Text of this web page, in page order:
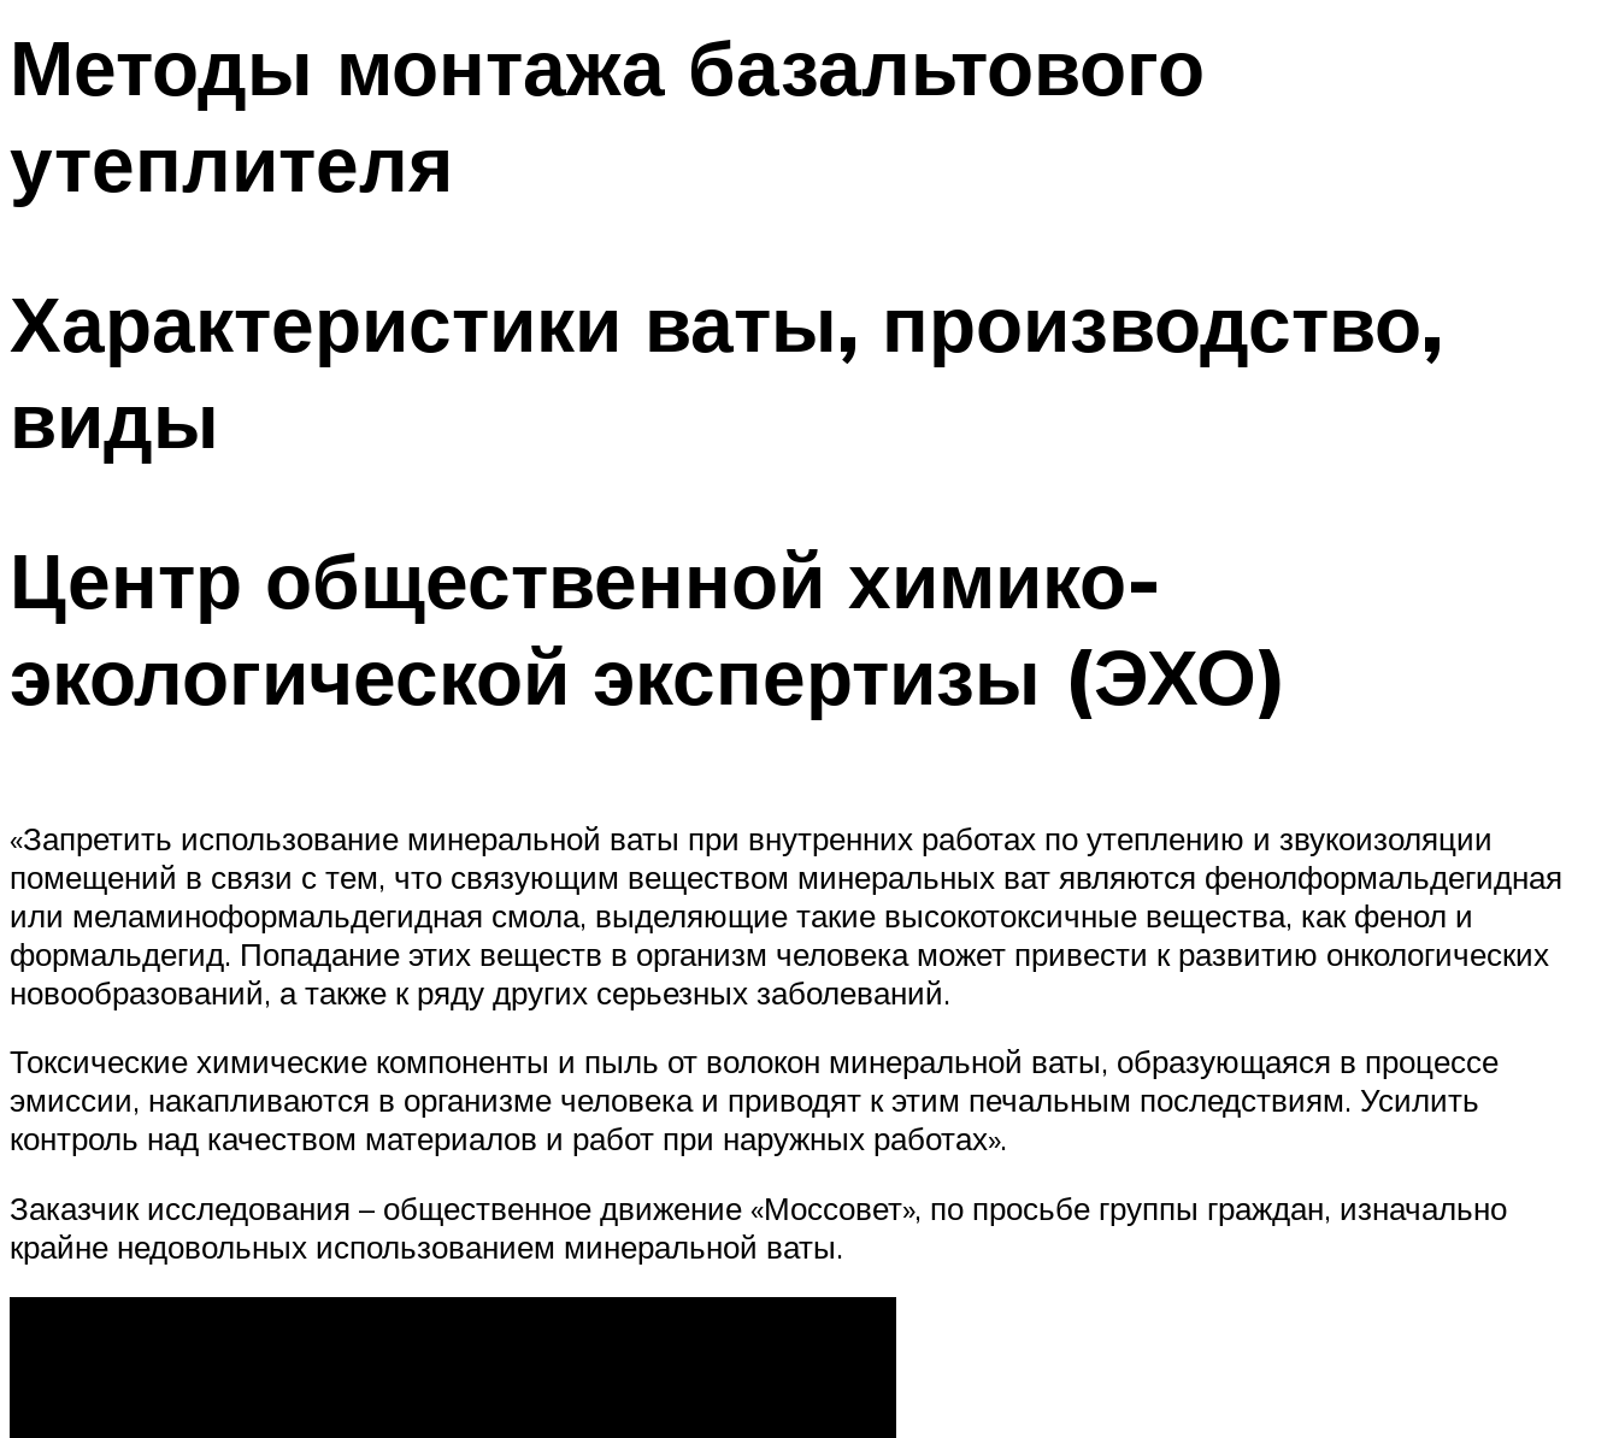
Методы монтажа базальтового
утеплителя
Характеристики ваты, производство,
виды
Центр общественной химико-
экологической экспертизы (ЭХО)
«Запретить использование минеральной ваты при внутренних работах по утеплению и звукоизоляции
помещений в связи с тем, что связующим веществом минеральных ват являются фенолформальдегидная
или меламиноформальдегидная смола, выделяющие такие высокотоксичные вещества, как фенол и
формальдегид. Попадание этих веществ в организм человека может привести к развитию онкологических
новообразований, а также к ряду других серьезных заболеваний.
Токсические химические компоненты и пыль от волокон минеральной ваты, образующаяся в процессе
эмиссии, накапливаются в организме человека и приводят к этим печальным последствиям. Усилить
контроль над качеством материалов и работ при наружных работах».
Заказчик исследования – общественное движение «Моссовет», по просьбе группы граждан, изначально
крайне недовольных использованием минеральной ваты.